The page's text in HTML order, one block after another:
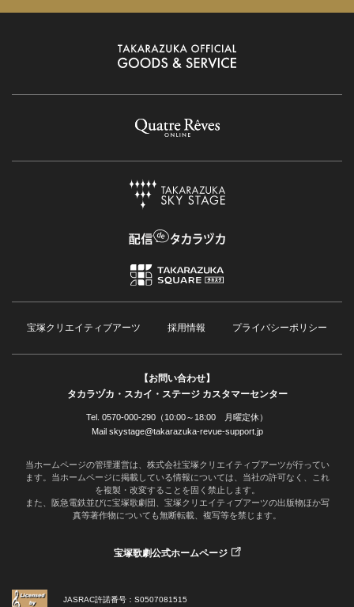
宝塚クリエイティブアーツ 採用情報 プライバシーポリシー
【お問い合わせ】
タカラヅカ・スカイ・ステージ カスタマーセンター
Tel. 0570-000-290（10:00～18:00 月曜定休）
Mail skystage@takarazuka-revue-support.jp
当ホームページの管理運営は、株式会社宝塚クリエイティブアーツが行ってい
ます。当ホームページに掲載している情報については、当社の許可なく、これ
を複製・改変することを固く禁止します。
また、阪急電鉄並びに宝塚歌劇団、宝塚クリエイティブアーツの出版物ほか写
真等著作物についても無断転載、複写等を禁じます。
宝塚歌劇公式ホームページ
JASRAC許諾番号：S0507081515